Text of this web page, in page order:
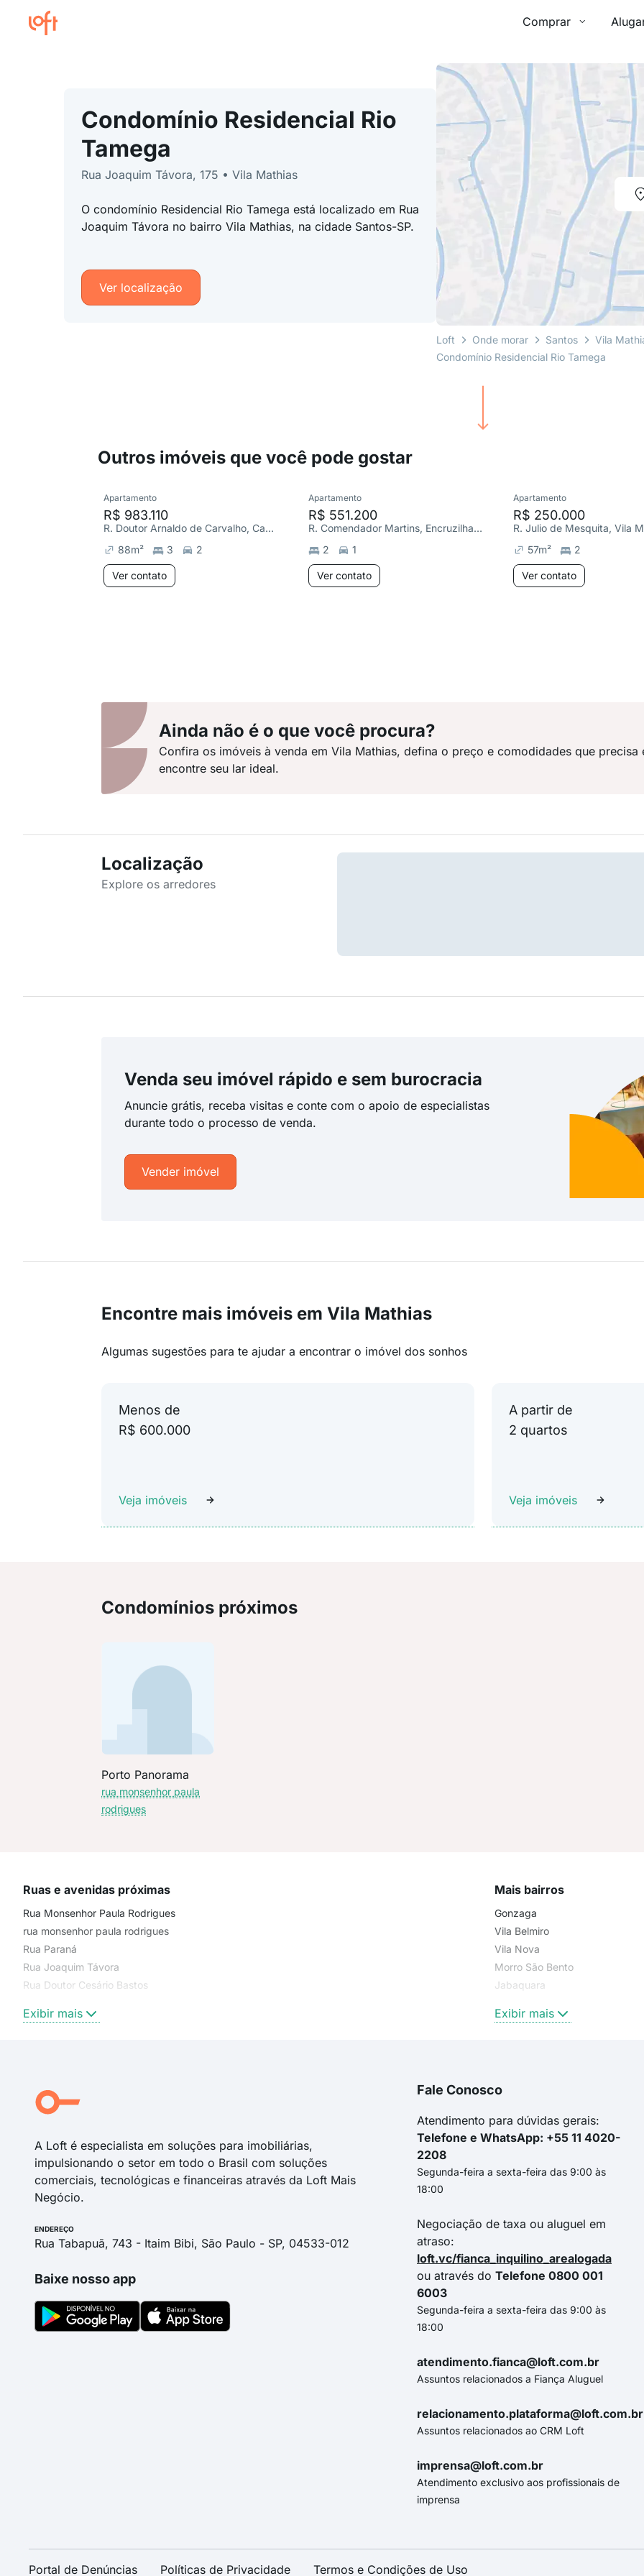
Comprar
Condomínio Residencial Rio
Tamega
Rua Joaquim Távora, 175 • Vila Mathias
O condomínio Residencial Rio Tamega está localizado em Rua
Joaquim Távora no bairro Vila Mathias, na cidade Santos-SP.
Ver localização
Loft Onde morar Santos Vila
Condomínio Residencial Rio Tamega
Outros imóveis que você pode gostar
Apartamento
R$ 983.110
R. Doutor Arnaldo de Carvalho, Campo Grande
88m² 3 2
Ver contato
Apartamento
R$ 551.200
R. Comendador Martins, Encruzilhada
2
1
Ver contato
Apartamento
R$ 250.000
R. Julio de Mesquita, Vila
57m² 2
Ver contato
Ainda não é o que você procura?
Confira os imóveis à venda em Vila Mathias, defina o preço e comodidades que precisa
encontre seu lar ideal.
Localização
Explore os arredores
Venda seu imóvel rápido e sem burocracia
Anuncie grátis, receba visitas e conte com o apoio de especialistas
durante todo o processo de venda.
Vender imóvel
Encontre mais imóveis em Vila Mathias
Algumas sugestões para te ajudar a encontrar o imóvel dos sonhos
Menos de
R$ 600.000
Veja imóveis
A partir de
2 quartos
Veja imóveis
Condomínios próximos
Porto Panorama
rua monsenhor paula
rodrigues
Ruas e avenidas próximas
Rua Monsenhor Paula Rodrigues
rua monsenhor paula rodrigues
Rua Paraná
Rua Joaquim Távora
Rua Doutor Cesário Bastos
Ana Costa
Rua Antonio Bento
Rua Doutor Antonio Carlos
Exibir mais
Mais bairros
Gonzaga
Vila Belmiro
Vila Nova
Morro São Bento
Jabaquara
Exibir mais
A Loft é especialista em soluções para imobiliárias,
impulsionando o setor em todo o Brasil com soluções
comerciais, tecnológicas e financeiras através da Loft Mais
Negócio.
ENDEREÇO
Rua Tabapuã, 743 - Itaim Bibi, São Paulo - SP, 04533-012
Baixe nosso app
Fale Conosco
Atendimento para dúvidas gerais:
Telefone e WhatsApp: +55 11 4020-
2208
Segunda-feira a sexta-feira das 9:00 às
18:00
Negociação de taxa ou aluguel em
atraso:
loft.vc/fianca_inquilino_arealogada
ou através do Telefone 0800 001
6003
Segunda-feira a sexta-feira das 9:00 às
18:00
atendimento.fianca@loft.com.br
Assuntos relacionados a Fiança Aluguel
relacionamento.plataforma@loft.com.br
Assuntos relacionados ao CRM Loft
imprensa@loft.com.br
Atendimento exclusivo aos profissionais de
imprensa
Portal de Denúncias Políticas de Privacidade Termos e Condições de Uso